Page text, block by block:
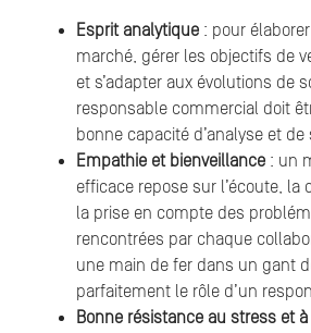
Esprit analytique : pour
marché, gérer les objectifs de
et s’adapter aux évolutions de
responsable commercial doit
bonne capacité d’analyse et de
Empathie et bienveillance : un
efficace repose sur l’écoute, la
la prise en compte des
rencontrées par chaque
une main de fer dans un gant
parfaitement le rôle d’un
Bonne résistance au stress et